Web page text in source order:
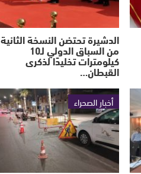
الدشيرة تحتضن النسخة الثانية
من السباق الدولي لـ10
كيلومترات تخليدًا لذكرى
القبطان…
أخبار الصحراء